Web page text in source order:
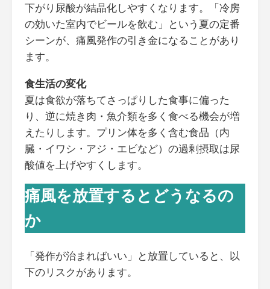
下がり尿酸が結晶化しやすくなります。「冷房
の効いた室内でビールを飲む」という夏の定番
シーンが、痛風発作の引き金になることがあり
ます。
食生活の変化
夏は食欲が落ちてさっぱりした食事に偏った
り、逆に焼き肉・魚介類を多く食べる機会が増
えたりします。プリン体を多く含む食品（内
臓・イワシ・アジ・エビなど）の過剰摂取は尿
酸値を上げやすくします。
痛風を放置するとどうなるの
か
「発作が治まればいい」と放置していると、以
下のリスクがあります。